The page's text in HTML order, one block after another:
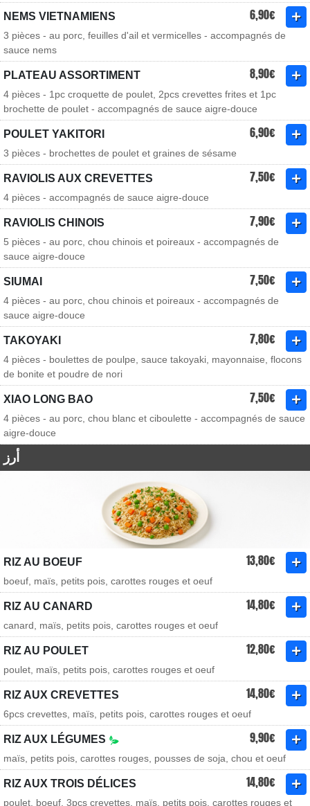
NEMS VIETNAMIENS 6,90€
3 pièces - au porc, feuilles d'ail et vermicelles - accompagnés de
sauce nems
PLATEAU ASSORTIMENT 8,90€
4 pièces - 1pc croquette de poulet, 2pcs crevettes frites et 1pc
brochette de poulet - accompagnés de sauce aigre-douce
POULET YAKITORI 6,90€
3 pièces - brochettes de poulet et graines de sésame
RAVIOLIS AUX CREVETTES 7,50€
4 pièces - accompagnés de sauce aigre-douce
RAVIOLIS CHINOIS 7,90€
5 pièces - au porc, chou chinois et poireaux - accompagnés de
sauce aigre-douce
SIUMAI 7,50€
4 pièces - au porc, chou chinois et poireaux - accompagnés de
sauce aigre-douce
TAKOYAKI 7,80€
4 pièces - boulettes de poulpe, sauce takoyaki, mayonnaise, flocons
de bonite et poudre de nori
XIAO LONG BAO 7,50€
4 pièces - au porc, chou blanc et ciboulette - accompagnés de sauce
aigre-douce
أرز
RIZ AU BOEUF 13,80€
boeuf, maïs, petits pois, carottes rouges et oeuf
RIZ AU CANARD 14,80€
canard, maïs, petits pois, carottes rouges et oeuf
RIZ AU POULET 12,80€
poulet, maïs, petits pois, carottes rouges et oeuf
RIZ AUX CREVETTES 14,80€
6pcs crevettes, maïs, petits pois, carottes rouges et oeuf
RIZ AUX LÉGUMES 9,90€
maïs, petits pois, carottes rouges, pousses de soja, chou et oeuf
RIZ AUX TROIS DÉLICES 14,80€
poulet, boeuf, 3pcs crevettes, maïs, petits pois, carottes rouges et